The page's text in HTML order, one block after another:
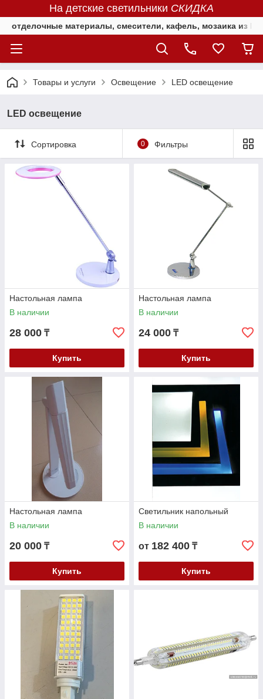
На детские светильники СКИДКА
отделочные материалы, смесители, кафель, мозаика из
Товары и услуги Освещение LED освещение
LED освещение
Сортировка 0 Фильтры
Настольная лампа
В наличии
28 000 ₸
Купить
Настольная лампа
В наличии
24 000 ₸
Купить
Настольная лампа
В наличии
20 000 ₸
Купить
Светильник напольный
В наличии
от 182 400 ₸
Купить